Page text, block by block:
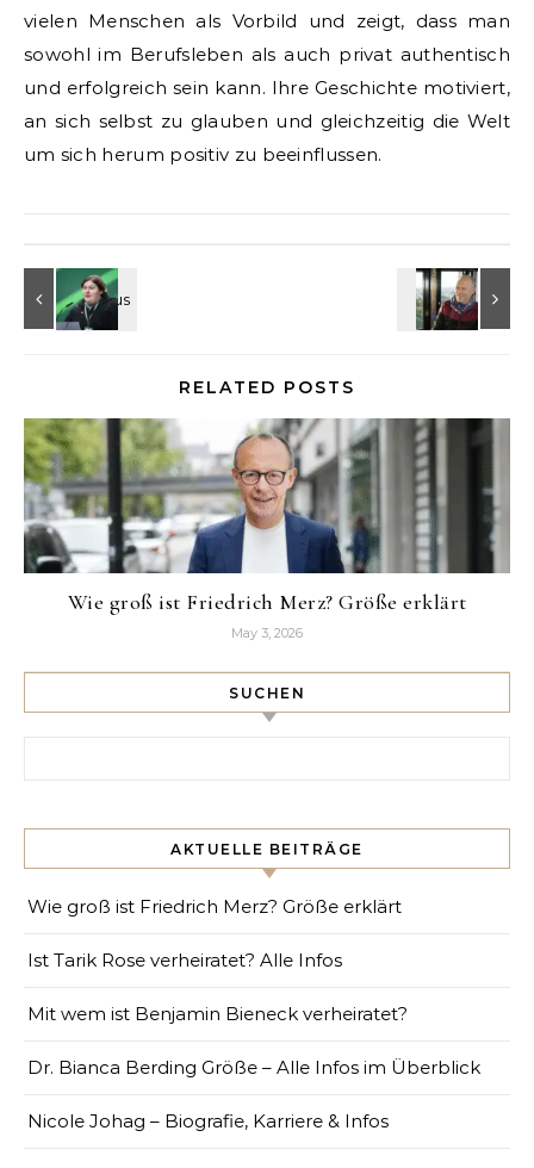
vielen Menschen als Vorbild und zeigt, dass man
sowohl im Berufsleben als auch privat authentisch
und erfolgreich sein kann. Ihre Geschichte motiviert,
an sich selbst zu glauben und gleichzeitig die Welt
um sich herum positiv zu beeinflussen.
RELATED POSTS
Wie groß ist Friedrich Merz? Größe erklärt
May 3, 2026
SUCHEN
AKTUELLE BEITRÄGE
Wie groß ist Friedrich Merz? Größe erklärt
Ist Tarik Rose verheiratet? Alle Infos
Mit wem ist Benjamin Bieneck verheiratet?
Dr. Bianca Berding Größe – Alle Infos im Überblick
Nicole Johag – Biografie, Karriere & Infos